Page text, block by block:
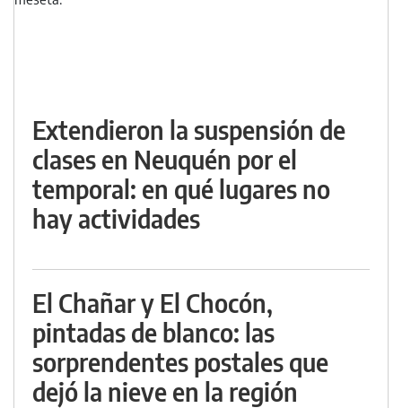
Extendieron la suspensión de
clases en Neuquén por el
temporal: en qué lugares no
hay actividades
El Chañar y El Chocón,
pintadas de blanco: las
sorprendentes postales que
dejó la nieve en la región